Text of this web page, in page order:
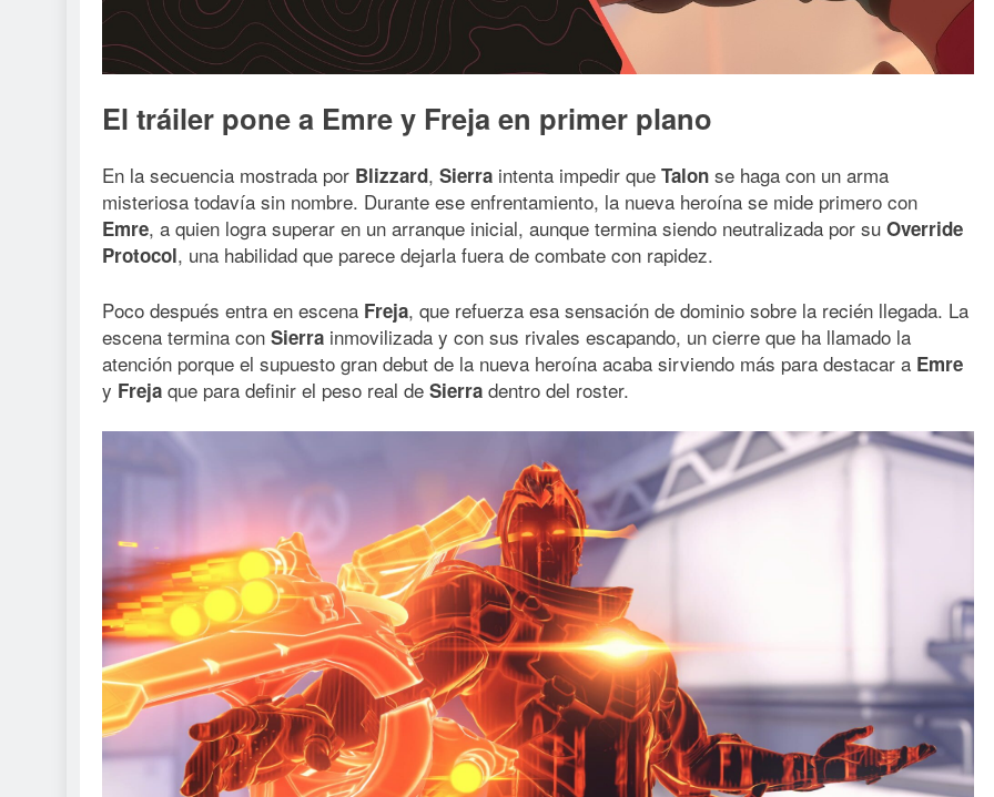
El tráiler pone a Emre y Freja en primer plano
En la secuencia mostrada por Blizzard, Sierra intenta impedir que Talon se haga con un arma
misteriosa todavía sin nombre. Durante ese enfrentamiento, la nueva heroína se mide primero con
Emre, a quien logra superar en un arranque inicial, aunque termina siendo neutralizada por su Override
Protocol, una habilidad que parece dejarla fuera de combate con rapidez.
Poco después entra en escena Freja, que refuerza esa sensación de dominio sobre la recién llegada. La
escena termina con Sierra inmovilizada y con sus rivales escapando, un cierre que ha llamado la
atención porque el supuesto gran debut de la nueva heroína acaba sirviendo más para destacar a Emre
y Freja que para definir el peso real de Sierra dentro del roster.